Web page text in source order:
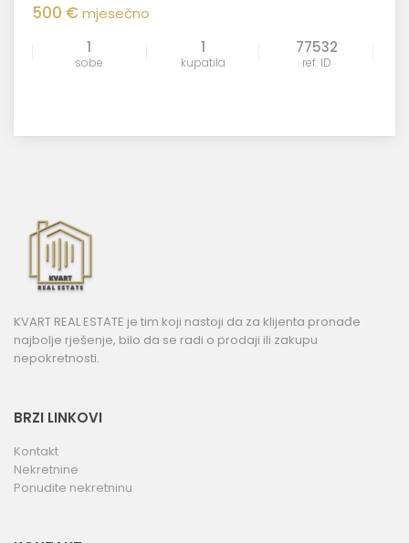
500 €mjesečno
1
sobe
1
kupatila
77532
ref. ID
KVART REAL ESTATE je tim koji nastoji da za klijenta pronađe
najbolje rješenje, bilo da se radi o prodaji ili zakupu
nepokretnosti.
BRZI LINKOVI
Kontakt
Nekretnine
Ponudite nekretninu